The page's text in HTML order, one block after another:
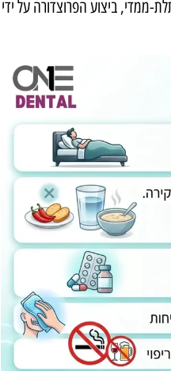
ממדי, ביצוע הפרוצדורה על ידי